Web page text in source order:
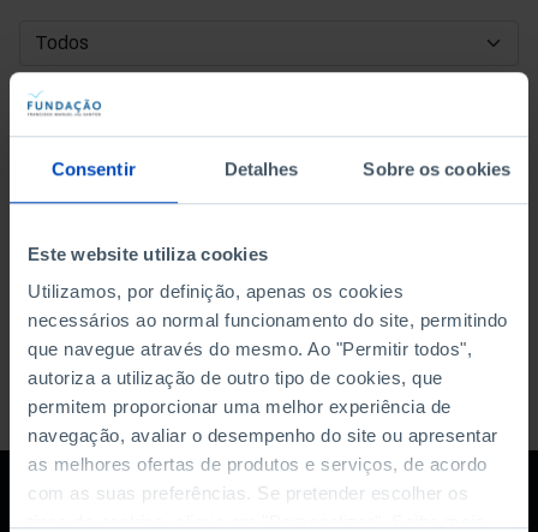
Consentir Detalhes Sobre os cookies
Este website utiliza cookies
Utilizamos, por definição, apenas os cookies
necessários ao normal funcionamento do site, permitindo
que navegue através do mesmo. Ao "Permitir todos",
autoriza a utilização de outro tipo de cookies, que
permitem proporcionar uma melhor experiência de
navegação, avaliar o desempenho do site ou apresentar
as melhores ofertas de produtos e serviços, de acordo
com as suas preferências. Se pretender escolher os
DATA DE INÍCIO
DATA DE FIM